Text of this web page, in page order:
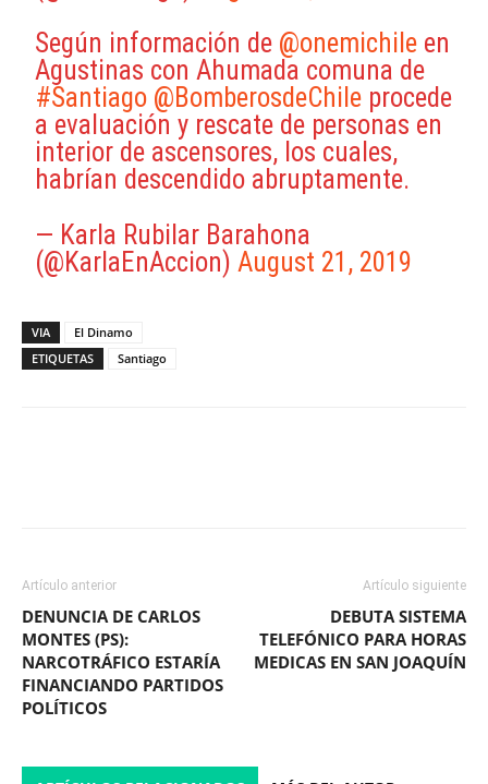
Según información de @onemichile en
Agustinas con Ahumada comuna de
#Santiago @BomberosdeChile procede
a evaluación y rescate de personas en
interior de ascensores, los cuales,
habrían descendido abruptamente.
— Karla Rubilar Barahona
(@KarlaEnAccion)August 21, 2019
VIA
El Dinamo
ETIQUETAS
Santiago
Artículo anterior
DENUNCIA DE CARLOS
MONTES (PS):
NARCOTRÁFICO ESTARÍA
FINANCIANDO PARTIDOS
POLÍTICOS
Artículo siguiente
DEBUTA SISTEMA
TELEFÓNICO PARA HORAS
MEDICAS EN SAN JOAQUÍN